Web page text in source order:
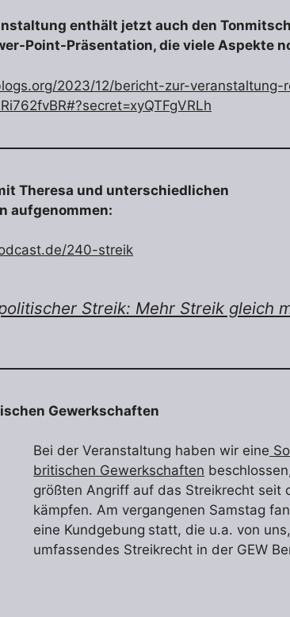
enthält jetzt auch den
Point-Präsentation, die viele Aspekte
2023/12/bericht-zur-
Theresa und unterschiedlichen
aufgenommen:
240-streik
Streik: Mehr Streik gleich
Gewerkschaften
Bei der Veranstaltung haben wir eine
britischen Gewerkschaften
größten Angriff auf das Streikrecht seit
kämpfen. Am vergangenen Samstag
eine Kundgebung statt, die u.a. von
umfassendes Streikrecht in der GEW